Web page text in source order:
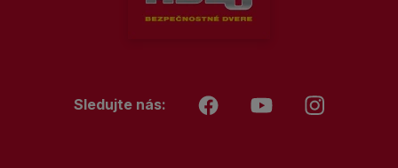
Sledujte nás: